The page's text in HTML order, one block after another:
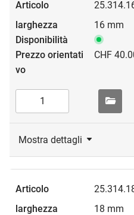
16 mm
CHF
Mostra dettagli
18 mm